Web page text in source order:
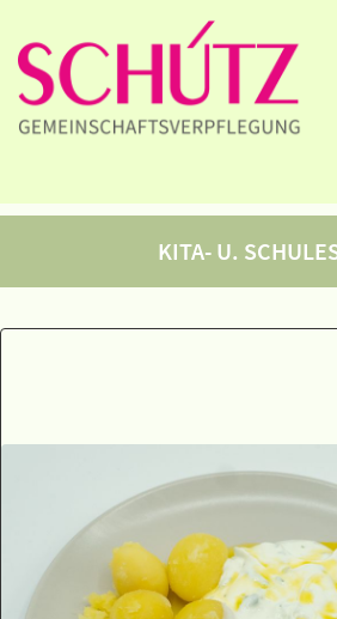
KITA- U.